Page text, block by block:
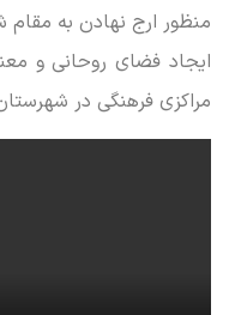
منظور ارج نهادن به مقام
ایجاد فضای روحانی و
مراکزی فرهنگی در